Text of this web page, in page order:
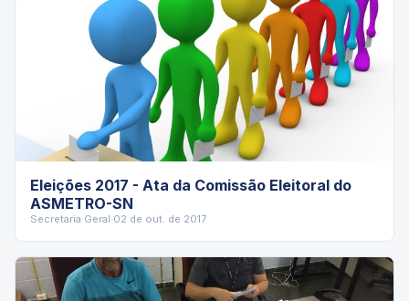
Eleições 2017 - Ata da Comissão Eleitoral do
ASMETRO-SN
Secretaria Geral·02 de out. de 2017